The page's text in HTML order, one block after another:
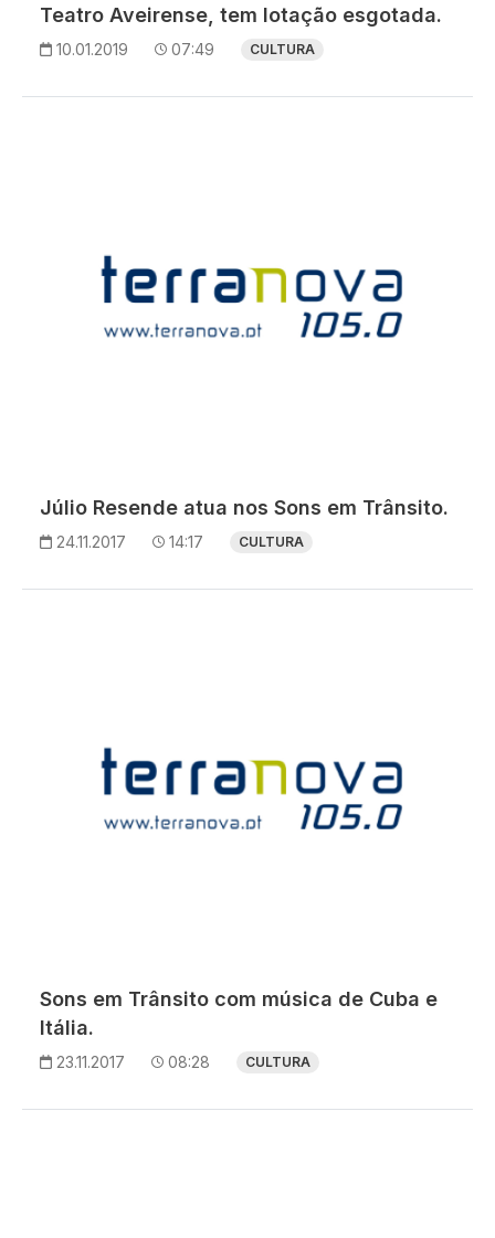
Teatro Aveirense, tem lotação esgotada.
10.01.2019 07:49 CULTURA
Júlio Resende atua nos Sons em Trânsito.
24.11.2017 14:17 CULTURA
Sons em Trânsito com música de Cuba e
Itália.
23.11.2017 08:28 CULTURA